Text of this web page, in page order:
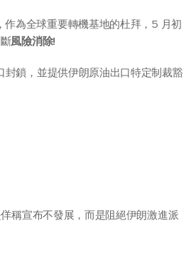
作為全球重要轉機基地的杜拜，5 月初
風險消除!
封鎖，並提供伊朗原油出口特定制裁豁
稱宣布不發展，而是阻絕伊朗激進派